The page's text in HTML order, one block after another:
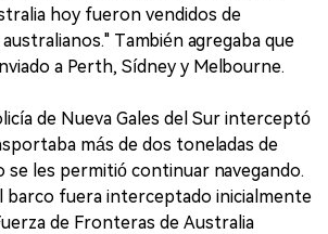
hoy fueron vendidos de
También agregaba que
a Perth, Sídney y Melbourne.
de Nueva Gales del Sur interceptó
más de dos toneladas de
se les permitió continuar navegando.
barco fuera interceptado inicialmente
de Fronteras de Australia